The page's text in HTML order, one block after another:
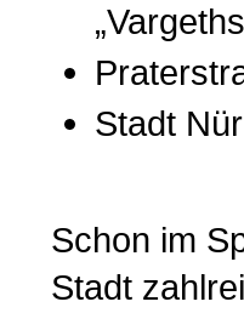
Stadt
Schon im
Stadt